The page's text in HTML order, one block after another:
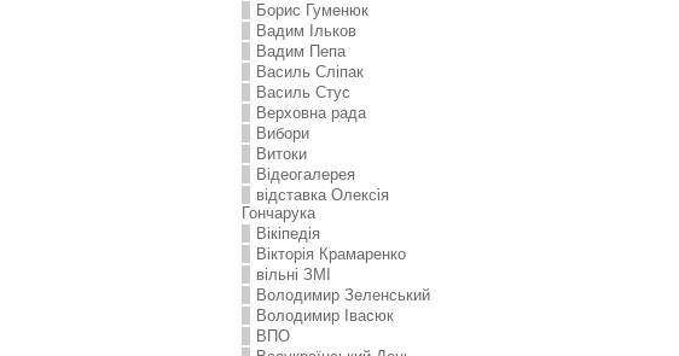
Борис Гуменюк
Вадим Ільков
Вадим Пепа
Василь Сліпак
Василь Стус
Верховна рада
Вибори
Витоки
Відеогалерея
відставка Олексія
Гончарука
Вікіпедія
Вікторія Крамаренко
вільні ЗМІ
Володимир Зеленський
Володимир Івасюк
ВПО